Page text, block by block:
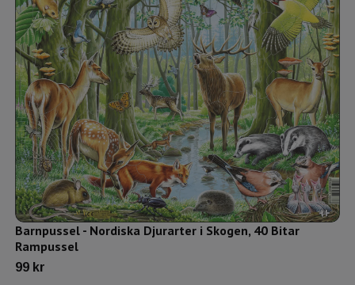
Barnpussel - Nordiska Djurarter i Skogen, 40 Bitar
Rampussel
99 kr